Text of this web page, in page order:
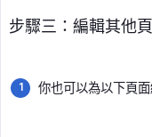
步驟三：編輯其他
你也可以為以下頁